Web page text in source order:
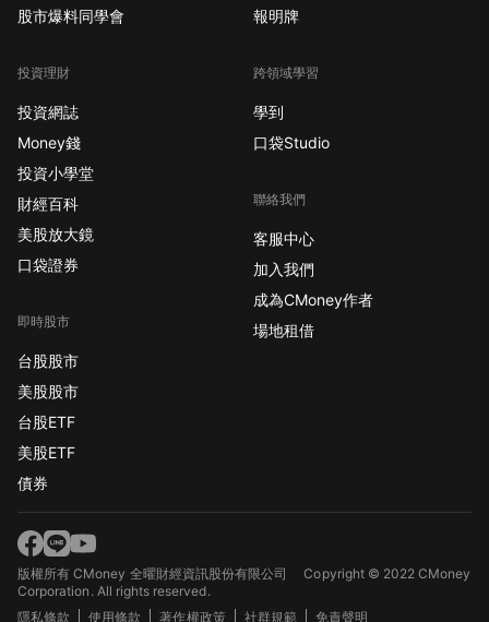
股市爆料同學會
投資理財
投資網誌
Money錢
投資小學堂
財經百科
美股放大鏡
口袋證券
即時股市
台股股市
美股股市
台股ETF
美股ETF
債券
報明牌
跨領域學習
學到
口袋Studio
聯絡我們
客服中心
加入我們
成為CMoney作者
場地租借
版權所有 CMoney 全曜財經資訊股份有限公司Copyright © 2022 CMoney
Corporation. All rights reserved.
隱私條款
使用條款 著作權政策 社群規範 免責聲明